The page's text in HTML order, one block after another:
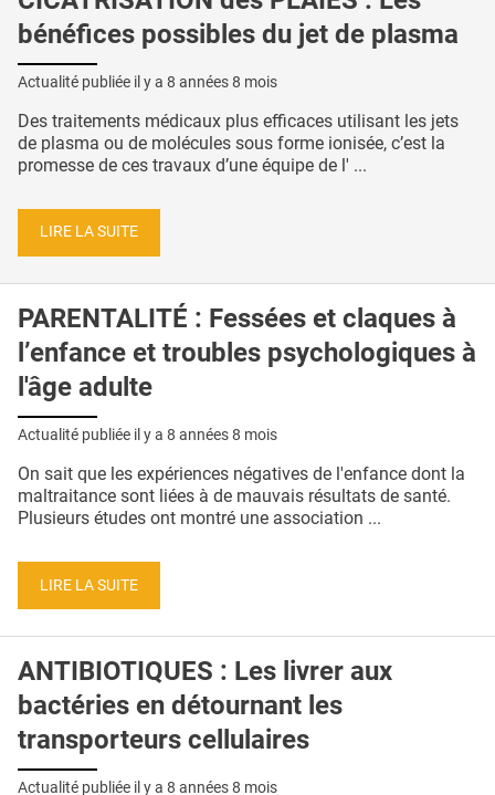
bénéfices possibles du jet de plasma
Actualité publiée il y a 8 années 8 mois
Des traitements médicaux plus efficaces utilisant les jets
de plasma ou de molécules sous forme ionisée, c’est la
promesse de ces travaux d’une équipe de l' ...
LIRE LA SUITE
PARENTALITÉ : Fessées et claques à
l’enfance et troubles psychologiques à
l'âge adulte
Actualité publiée il y a 8 années 8 mois
On sait que les expériences négatives de l'enfance dont la
maltraitance sont liées à de mauvais résultats de santé.
Plusieurs études ont montré une association ...
LIRE LA SUITE
ANTIBIOTIQUES : Les livrer aux
bactéries en détournant les
transporteurs cellulaires
Actualité publiée il y a 8 années 8 mois